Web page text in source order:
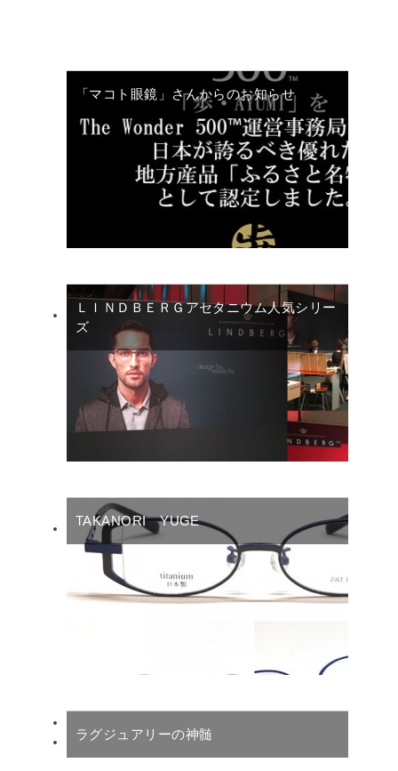
「マコト眼鏡」さんからのお知らせ
ＬＩＮＤＢＥＲＧアセタニウム人気シリー
ズ
TAKANORI YUGE
ラグジュアリーの神髄